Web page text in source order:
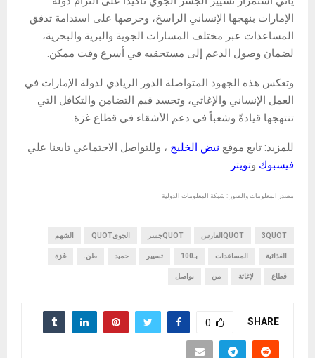
الإمارات بنهجها الإنساني الراسخ، وحرصها على استدامة تدفق
المساعدات عبر مختلف المسارات الجوية والبرية والبحرية،
لضمان وصول الدعم إلى مستحقيه في أسرع وقت ممكن.
وتعكس هذه الجهود المتواصلة الدور الريادي لدولة الإمارات في
العمل الإنساني والإغاثي، وتجسد قيم التضامن والتكافل التي
تنتهجها قيادةً وشعباً في دعم الأشقاء في قطاع غزة.
للمزيد: تابع موقع نبض الخليج ، وللتواصل الاجتماعي تابعنا علي
فيسبوك وتويتر
مصدر المعلومات والصور : شبكة المعلومات الدولية
3QUOT QUOTالفارس QUOTجسر الجويQUOT الشهم
الغذائية المساعدات بـ100 تسيير حميد طن. غزة
قطاع لإغاثة من يواصل
SHARE
0